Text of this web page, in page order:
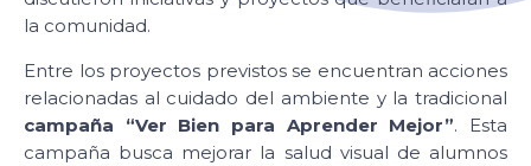
la comunidad.
Entre los proyectos previstos se encuentran acciones
relacionadas al cuidado del ambiente y la tradicional
campaña “Ver Bien para Aprender Mejor”. Esta
campaña busca mejorar la salud visual de alumnos